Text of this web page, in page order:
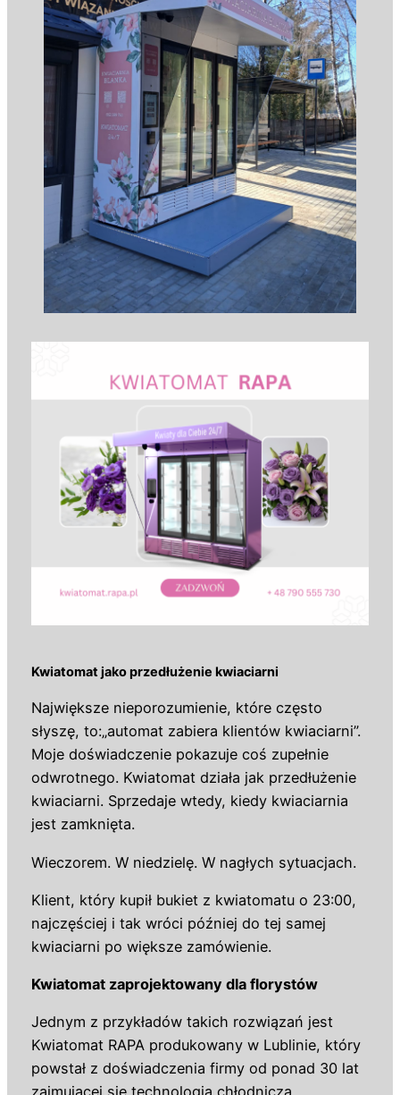
Kwiatomat jako przedłużenie kwiaciarni
Największe nieporozumienie, które często
słyszę, to:„automat zabiera klientów kwiaciarni”.
Moje doświadczenie pokazuje coś zupełnie
odwrotnego. Kwiatomat działa jak przedłużenie
kwiaciarni. Sprzedaje wtedy, kiedy kwiaciarnia
jest zamknięta.
Wieczorem. W niedzielę. W nagłych sytuacjach.
Klient, który kupił bukiet z kwiatomatu o 23:00,
najczęściej i tak wróci później do tej samej
kwiaciarni po większe zamówienie.
Kwiatomat zaprojektowany dla florystów
Jednym z przykładów takich rozwiązań jest
Kwiatomat RAPA produkowany w Lublinie, który
powstał z doświadczenia firmy od ponad 30 lat